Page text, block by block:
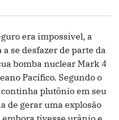
era impossível, a
se desfazer de parte da
bomba nuclear Mark 4
Pacífico. Segundo o
plutônio em seu
de gerar uma explosão